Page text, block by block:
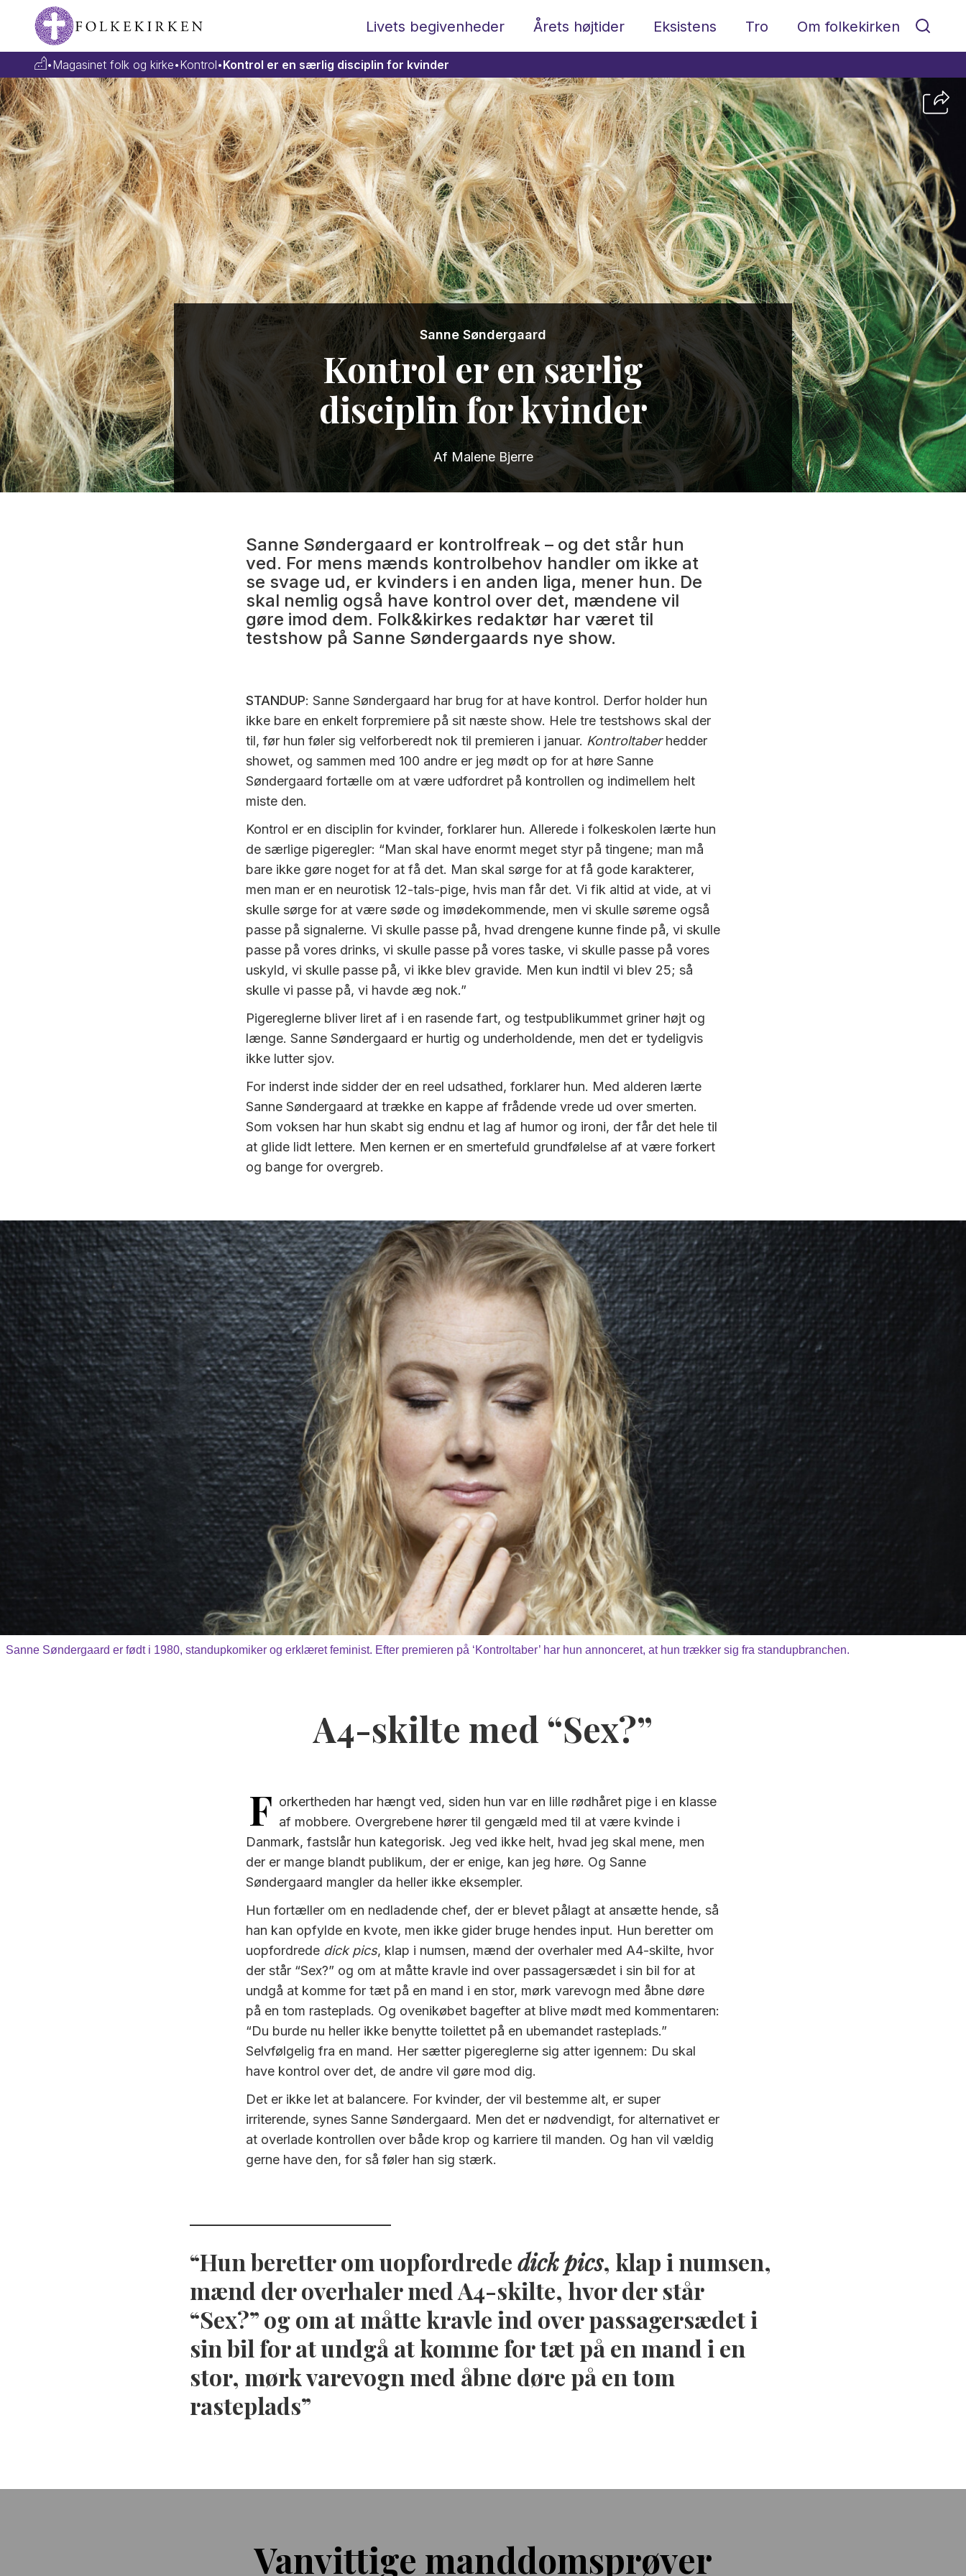
Livets begivenheder Årets højtider Eksistens Tro Om folkekirken
•Magasinet folk og kirke•Kontrol•Kontrol er en særlig disciplin for kvinder
Kontrol er en særlig
disciplin for kvinder
Sanne Søndergaard
Af Malene Bjerre
Sanne Søndergaard er kontrolfreak – og det står hun
ved. For mens mænds kontrolbehov handler om ikke at
se svage ud, er kvinders i en anden liga, mener hun. De
skal nemlig også have kontrol over det, mændene vil
gøre imod dem. Folk&kirkes redaktør har været til
testshow på Sanne Søndergaards nye show.
STANDUP: Sanne Søndergaard har brug for at have kontrol. Derfor holder hun
ikke bare en enkelt forpremiere på sit næste show. Hele tre testshows skal der
til, før hun føler sig velforberedt nok til premieren i januar. Kontroltaberhedder
showet, og sammen med 100 andre er jeg mødt op for at høre Sanne
Søndergaard fortælle om at være udfordret på kontrollen og indimellem helt
miste den.
Kontrol er en disciplin for kvinder, forklarer hun. Allerede i folkeskolen lærte hun
de særlige pigeregler: “Man skal have enormt meget styr på tingene; man må
bare ikke gøre noget for at få det. Man skal sørge for at få gode karakterer,
men man er en neurotisk 12-tals-pige, hvis man får det. Vi fik altid at vide, at vi
skulle sørge for at være søde og imødekommende, men vi skulle søreme også
passe på signalerne. Vi skulle passe på, hvad drengene kunne finde på, vi skulle
passe på vores drinks, vi skulle passe på vores taske, vi skulle passe på vores
uskyld, vi skulle passe på, vi ikke blev gravide. Men kun indtil vi blev 25; så
skulle vi passe på, vi havde æg nok.”
Pigereglerne bliver liret af i en rasende fart, og testpublikummet griner højt og
længe. Sanne Søndergaard er hurtig og underholdende, men det er tydeligvis
ikke lutter sjov.
For inderst inde sidder der en reel udsathed, forklarer hun. Med alderen lærte
Sanne Søndergaard at trække en kappe af frådende vrede ud over smerten.
Som voksen har hun skabt sig endnu et lag af humor og ironi, der får det hele til
at glide lidt lettere. Men kernen er en smertefuld grundfølelse af at være forkert
og bange for overgreb.
Sanne Søndergaard er født i 1980, standupkomiker og erklæret feminist. Efter premieren på ‘Kontroltaber’ har hun annonceret, at hun trækker sig fra standupbranchen.
A4-skilte med “Sex?”
F orkertheden har hængt ved, siden hun var en lille rødhåret pige i en klasse
af mobbere. Overgrebene hører til gengæld med til at være kvinde i
Danmark, fastslår hun kategorisk. Jeg ved ikke helt, hvad jeg skal mene, men
der er mange blandt publikum, der er enige, kan jeg høre. Og Sanne
Søndergaard mangler da heller ikke eksempler.
Hun fortæller om en nedladende chef, der er blevet pålagt at ansætte hende, så
han kan opfylde en kvote, men ikke gider bruge hendes input. Hun beretter om
uopfordrede dick pics, klap i numsen, mænd der overhaler med A4-skilte, hvor
der står “Sex?” og om at måtte kravle ind over passagersædet i sin bil for at
undgå at komme for tæt på en mand i en stor, mørk varevogn med åbne døre
på en tom rasteplads. Og ovenikøbet bagefter at blive mødt med kommentaren:
“Du burde nu heller ikke benytte toilettet på en ubemandet rasteplads.”
Selvfølgelig fra en mand. Her sætter pigereglerne sig atter igennem: Du skal
have kontrol over det, de andre vil gøre mod dig.
Det er ikke let at balancere. For kvinder, der vil bestemme alt, er super
irriterende, synes Sanne Søndergaard. Men det er nødvendigt, for alternativet er
at overlade kontrollen over både krop og karriere til manden. Og han vil vældig
gerne have den, for så føler han sig stærk.
Hun beretter om uopfordrededick pics, klap i numsen,
mænd der overhaler med A4-skilte, hvor der står
“Sex?” og om at måtte kravle ind over passagersædet i
sin bil for at undgå at komme for tæt på en mand i en
stor, mørk varevogn med åbne døre på en tom
rasteplads
Vanvittige manddomsprøver